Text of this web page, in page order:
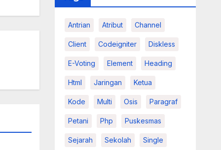
Antrian Atribut Channel
Client Codeigniter Diskless
E-Voting Element Heading
Html Jaringan Ketua
Kode Multi Osis Paragraf
Petani Php Puskesmas
Sejarah Sekolah Single